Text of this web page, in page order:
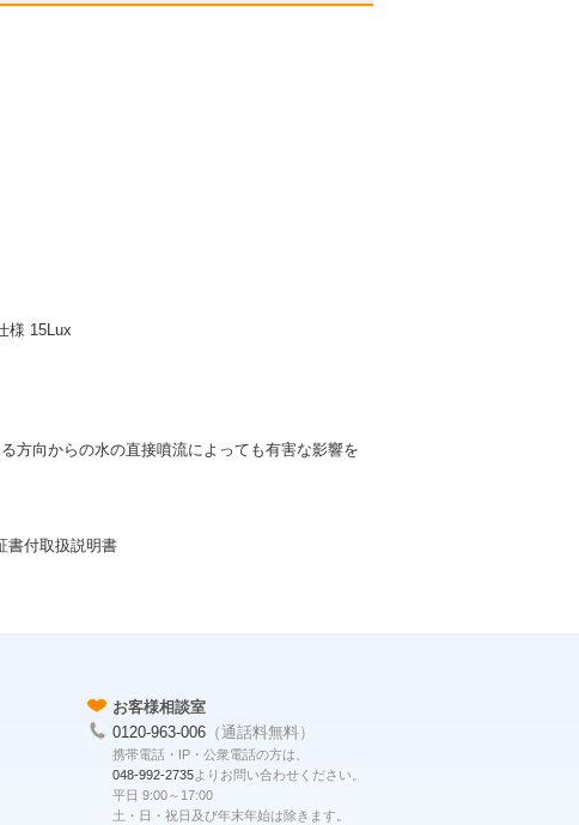
様 15Lux
方向からの水の直接噴流によっても有害な影響を
書付取扱説明書
お客様相談室
0120-963-006 （通話料無料）
携帯電話・IP・公衆電話の方は、
048-992-2735よりお問い合わせください。
平日 9:00～17:00
土・日・祝日及び年末年始は除きます。